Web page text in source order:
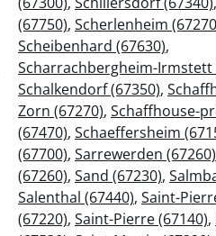
(67750), Scherlenheim
Scheibenhard (67630),
Scharrachbergheim-Irmstett
Schalkendorf (67350),
Zorn (67270), Schaffhouse-
(67470), Schaeffersheim
(67700), Sarrewerden (67260)
(67260), Sand (67230),
Salenthal (67440), Saint-
(67220), Saint-Pierre (67140),